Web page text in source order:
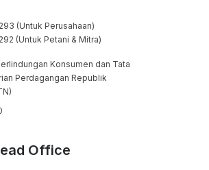
(Untuk Perusahaan)
(Untuk Petani & Mitra)
Konsumen dan Tata
Perdagangan Republik
Office